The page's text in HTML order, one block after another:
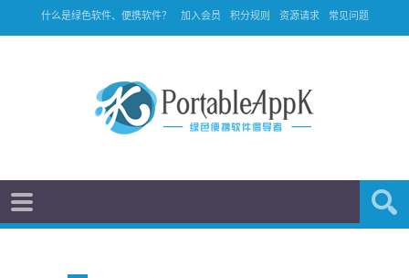
什么是绿色软件、便携软件？ 加入会员 积分规则 资源请求 常见问题